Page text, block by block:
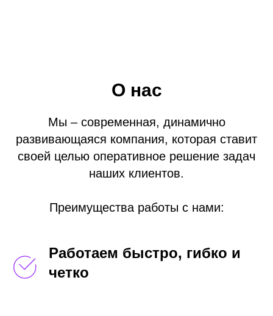
О нас
Мы – современная, динамично
развивающаяся компания, которая ставит
своей целью оперативное решение задач
наших клиентов.
Преимущества работы с нами:
Работаем быстро, гибко и
четко